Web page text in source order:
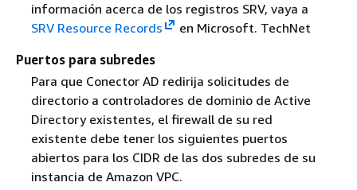
información acerca de los registros SRV, vaya a
SRV Resource Records
en Microsoft. TechNet
Puertos para subredes
Para que Conector AD redirija solicitudes de
directorio a controladores de dominio de Active
Directory existentes, el firewall de su red
existente debe tener los siguientes puertos
abiertos para los CIDR de las dos subredes de su
instancia de Amazon VPC.